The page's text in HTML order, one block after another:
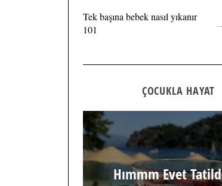
Tek başına bebek nasıl yıkanır
101
ÇOCUKLA HAYAT
Hımmm Evet